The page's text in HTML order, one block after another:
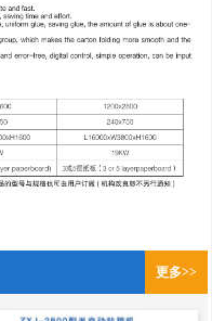
更多>>